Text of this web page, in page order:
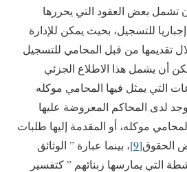
تشمل بعض العقود التي يحررها
للتسجيل، بحيث يمكن للإدارة
تقديمها من قبل المحامي للتسجيل
أن يشمل هذا الاطلاع الجزئي
التي يمثل فيها المحامي موكله
لدى المحاكم المعروضة عليها
موكله، أو المقدمة إليها طلبات
الحقوق[9]
، بينما عبارة ” الوثائق
التي يمارسها زبنائهم ” كتفسير